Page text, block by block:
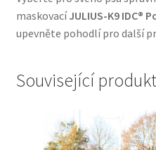
maskovacíJULIUS-K9 IDC®
upevněte pohodlí pro další
Související